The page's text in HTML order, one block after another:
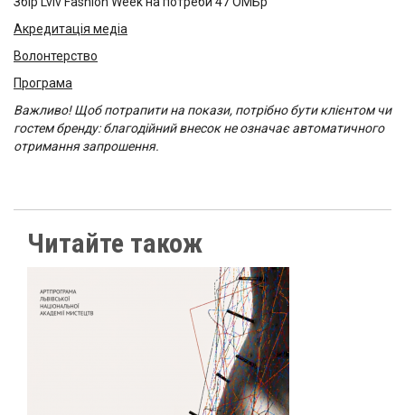
Акредитація медіа
Волонтерство
Програма
Важливо! Щоб потрапити на покази, потрібно бути клієнтом чи
гостем бренду: благодійний внесок не означає автоматичного
отримання запрошення.
Читайте також